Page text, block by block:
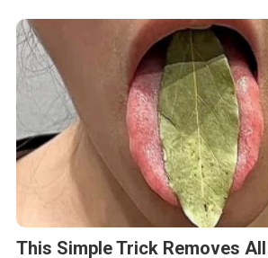
Fungus Dries Up And Falls Off
First Use